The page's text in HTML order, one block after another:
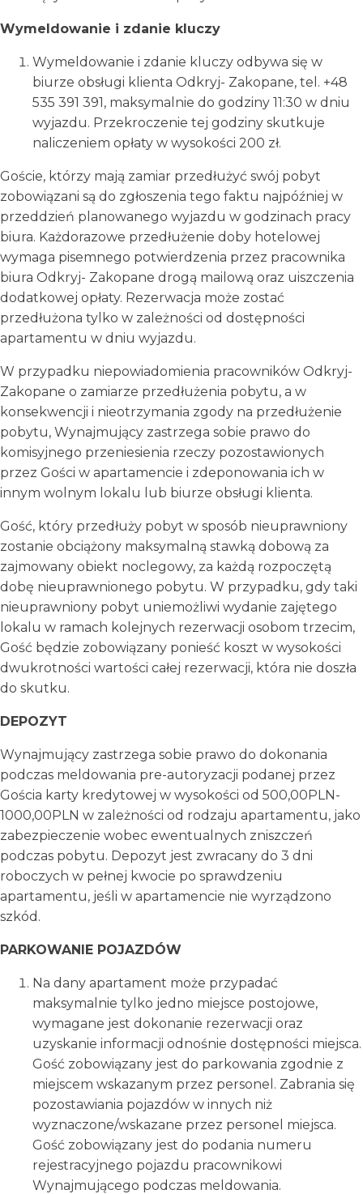
Wymeldowanie i zdanie kluczy
Wymeldowanie i zdanie kluczy odbywa się w
biurze obsługi klienta Odkryj- Zakopane, tel. +48
535 391 391, maksymalnie do godziny 11:30 w dniu
wyjazdu. Przekroczenie tej godziny skutkuje
naliczeniem opłaty w wysokości 200 zł.
Goście, którzy mają zamiar przedłużyć swój pobyt
zobowiązani są do zgłoszenia tego faktu najpóźniej w
przeddzień planowanego wyjazdu w godzinach pracy
biura. Każdorazowe przedłużenie doby hotelowej
wymaga pisemnego potwierdzenia przez pracownika
biura Odkryj- Zakopane drogą mailową oraz uiszczenia
dodatkowej opłaty. Rezerwacja może zostać
przedłużona tylko w zależności od dostępności
apartamentu w dniu wyjazdu.
W przypadku niepowiadomienia pracowników Odkryj-
Zakopane o zamiarze przedłużenia pobytu, a w
konsekwencji i nieotrzymania zgody na przedłużenie
pobytu, Wynajmujący zastrzega sobie prawo do
komisyjnego przeniesienia rzeczy pozostawionych
przez Gości w apartamencie i zdeponowania ich w
innym wolnym lokalu lub biurze obsługi klienta.
Gość, który przedłuży pobyt w sposób nieuprawniony
zostanie obciążony maksymalną stawką dobową za
zajmowany obiekt noclegowy, za każdą rozpoczętą
dobę nieuprawnionego pobytu. W przypadku, gdy taki
nieuprawniony pobyt uniemożliwi wydanie zajętego
lokalu w ramach kolejnych rezerwacji osobom trzecim,
Gość będzie zobowiązany ponieść koszt w wysokości
dwukrotności wartości całej rezerwacji, która nie doszła
do skutku.
DEPOZYT
Wynajmujący zastrzega sobie prawo do dokonania
podczas meldowania pre-autoryzacji podanej przez
Gościa karty kredytowej w wysokości od 500,00PLN-
1000,00PLN w zależności od rodzaju apartamentu, jako
zabezpieczenie wobec ewentualnych zniszczeń
podczas pobytu. Depozyt jest zwracany do 3 dni
roboczych w pełnej kwocie po sprawdzeniu
apartamentu, jeśli w apartamencie nie wyrządzono
szkód.
PARKOWANIE POJAZDÓW
Na dany apartament może przypadać
maksymalnie tylko jedno miejsce postojowe,
wymagane jest dokonanie rezerwacji oraz
uzyskanie informacji odnośnie dostępności miejsca.
Gość zobowiązany jest do parkowania zgodnie z
miejscem wskazanym przez personel. Zabrania się
pozostawiania pojazdów w innych niż
wyznaczone/wskazane przez personel miejsca.
Gość zobowiązany jest do podania numeru
rejestracyjnego pojazdu pracownikowi
Wynajmującego podczas meldowania.